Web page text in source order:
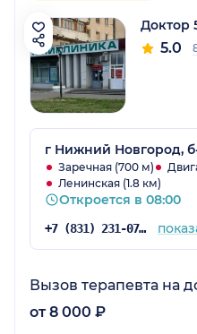
Доктор
5.0
г Нижний Новгород,
Заречная (700 м)
Ленинская (1.8 км)
Откроется в 08:00
+7 (831) 231-07-15
Вызов терапевта на
от 8 000 ₽